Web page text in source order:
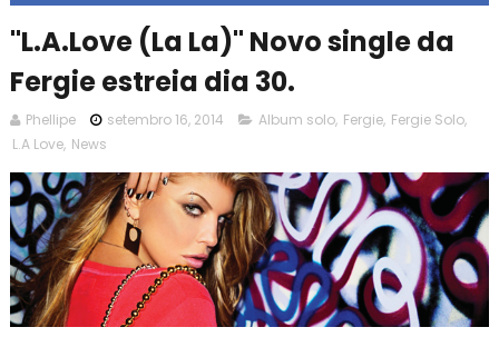
"L.A.Love (La La)" Novo single da
Fergie estreia dia 30.
Phellipe setembro 16, 2014 Album solo, Fergie, Fergie Solo,
L.A Love, News